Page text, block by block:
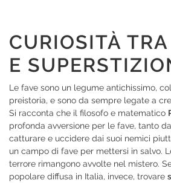
CURIOSITÀ
E
Le fave sono un legume antichissimo,
preistoria, e sono da sempre legate a
Si racconta che il filosofo e matematico
profonda avversione per le fave, tanto
catturare e uccidere dai suoi nemici
un campo di fave per mettersi in salvo.
terrore rimangono avvolte nel mistero.
popolare diffusa in Italia, invece, trovare